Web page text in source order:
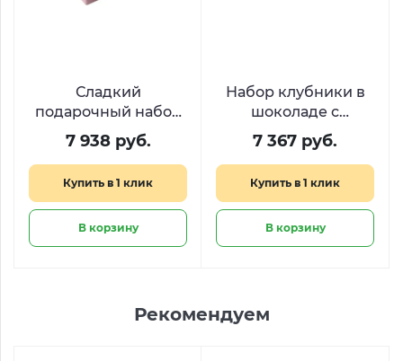
Сладкий
подарочный набор
Kinder Heart
7 938 руб.
Купить в 1 клик
В корзину
Набор клубники в
шоколаде с
голубикой
«Ягодный пульс»
7 367 руб.
Купить в 1 клик
В корзину
Рекомендуем